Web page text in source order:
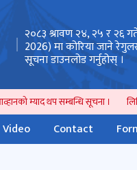
२०८३ श्रावण २४, २५ र २६
2026) मा कोरिया जाने
सूचना डाउनलोड गर्नुहोस् ।
म्याद थप सम्बन्धि सूचना ।
Video Contact